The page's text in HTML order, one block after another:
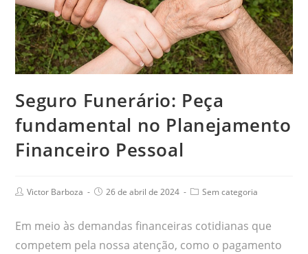
Seguro Funerário: Peça
fundamental no Planejamento
Financeiro Pessoal
Victor Barboza 26 de abril de 2024 Sem categoria
Em meio às demandas financeiras cotidianas que
competem pela nossa atenção, como o pagamento